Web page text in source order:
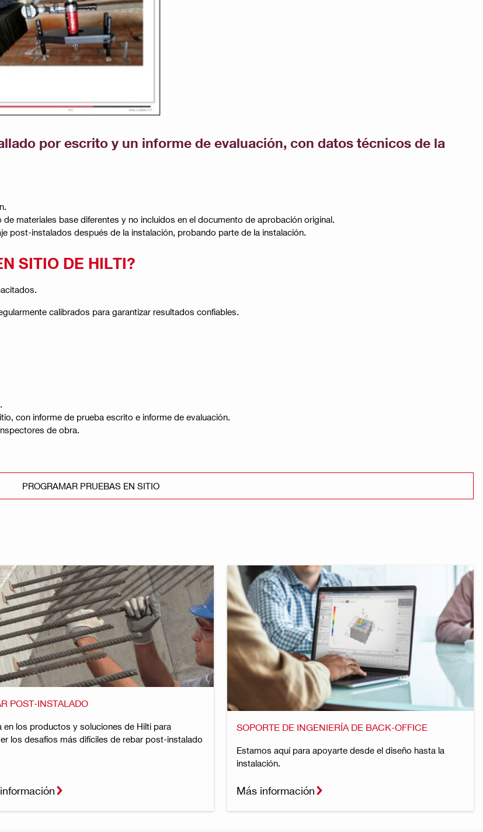
por escrito y un informe de evaluación, con datos técnicos de la
materiales base diferentes y no incluidos en el documento de aprobación original.
post-instalados después de la instalación, probando parte de la instalación.​
SITIO DE HILTI?
calibrados para garantizar resultados confiables.
con informe de prueba escrito e informe de evaluación.
de obra.
PROGRAMAR PRUEBAS EN SITIO
POST-INSTALADO
en los productos y soluciones de Hilti para
los desafíos más difíciles de rebar post-instalado
SOPORTE DE INGENIERÍA DE BACK-OFFICE
Estamos aquí para apoyarte desde el diseño hasta la
instalación.
Más información